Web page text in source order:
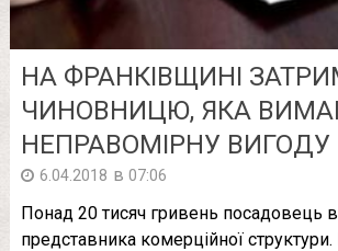
НА ФРАНКІВЩИНІ
ЧИНОВНИЦЮ, ЯКА
НЕПРАВОМІРНУ ВИГОДУ
6.04.2018 в 07:06
Понад 20 тисяч гривень посадовець
представника комерційної